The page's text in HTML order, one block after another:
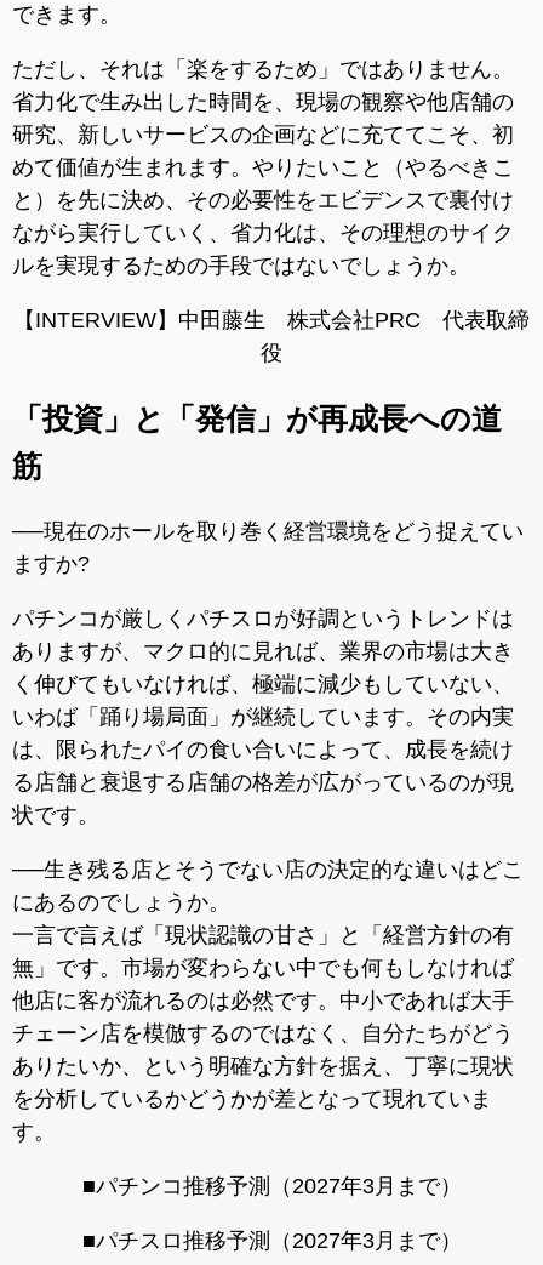
できます。
ただし、それは「楽をするため」ではありません。
省力化で生み出した時間を、現場の観察や他店舗の
研究、新しいサービスの企画などに充ててこそ、初
めて価値が生まれます。やりたいこと（やるべきこ
と）を先に決め、その必要性をエビデンスで裏付け
ながら実行していく、省力化は、その理想のサイク
ルを実現するための手段ではないでしょうか。
【INTERVIEW】中田藤生 株式会社PRC 代表取締
役
「投資」と「発信」が再成長への道
筋
──現在のホールを取り巻く経営環境をどう捉えてい
ますか?
パチンコが厳しくパチスロが好調というトレンドは
ありますが、マクロ的に見れば、業界の市場は大き
く伸びてもいなければ、極端に減少もしていない、
いわば「踊り場局面」が継続しています。その内実
は、限られたパイの食い合いによって、成長を続け
る店舗と衰退する店舗の格差が広がっているのが現
状です。
──生き残る店とそうでない店の決定的な違いはどこ
にあるのでしょうか。
一言で言えば「現状認識の甘さ」と「経営方針の有
無」です。市場が変わらない中でも何もしなければ
他店に客が流れるのは必然です。中小であれば大手
チェーン店を模倣するのではなく、自分たちがどう
ありたいか、という明確な方針を据え、丁寧に現状
を分析しているかどうかが差となって現れていま
す。
■パチンコ推移予測（2027年3月まで）
■パチスロ推移予測（2027年3月まで）